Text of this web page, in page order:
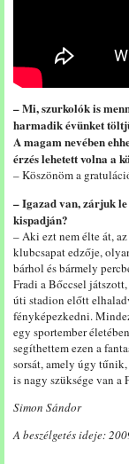
– Mi, szurkolók is
harmadik évünket
A magam nevében
érzés lehetett volna a
– Köszönöm a
– Igazad van, zárjuk
kispadján?
– Aki ezt nem élte át,
klubcsapat edzője,
bárhol és bármely
Fradi a Bőccsel
úti stadion előtt
fényképezkedni.
egy sportember
segíthettem ezen a
sorsát, amely úgy
is nagy szüksége van a
Simon Sándor
A beszélgetés ideje: